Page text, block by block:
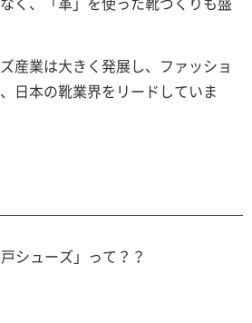
産業は大きく発展し、ファッショ
日本の靴業界をリードしていま
戸シューズ」って？？